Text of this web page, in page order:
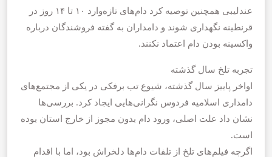
عندلیبی همچنین توصیه کرد دام‌های تازه‌وارد ۱۰ تا ۱۴ روز در
قرنطینه نگهداری شوند و دامداران به گفته فروشندگان درباره
واکسینه بودن دام اعتماد نکنند.
تجربه تلخ سال گذشته
اواخر پاییز سال گذشته، شیوع تب برفکی در یکی از مجتمع‌های
دامداری اسلامیه فردوس نگرانی‌هایی ایجاد کرد. بررسی‌ها
نشان داد علت اصلی، ورود دام بدون مجوز از خارج استان بوده
است.
اگرچه فیلم‌های تلخ از تلفات دام‌ها دلخراش بود، اما با اقدام